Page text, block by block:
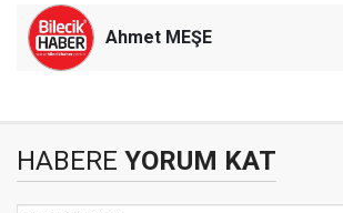
Ahmet MEŞE
HABERE YORUM KAT